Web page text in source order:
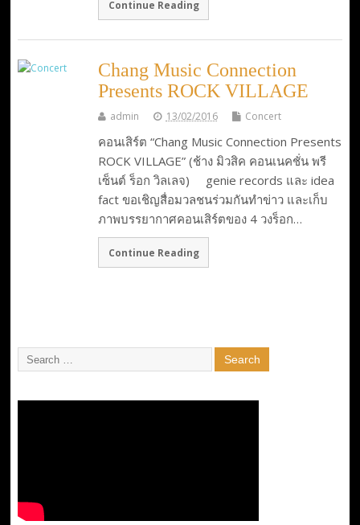
Continue Reading
Chang Music Connection
Presents ROCK VILLAGE
admin 13/02/2016 Concert
คอนเสิร์ต “Chang Music Connection Presents
ROCK VILLAGE” (ช้าง มิวสิค คอนเนคชั่น พรี
เซ็นต์ ร็อก วิลเลจ) genie records และ idea
fact ขอเชิญสื่อมวลชนร่วมกันทำข่าว และเก็บ
ภาพบรรยากาศคอนเสิร์ตของ 4 วงร็อก…
Continue Reading